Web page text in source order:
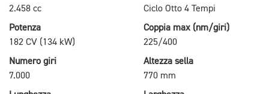
2.458 cc
Ciclo Otto 4 Tempi
Potenza
182 CV (134 kW)
Coppia max (nm/giri)
225/400
Numero giri
7.000
Altezza sella
770 mm